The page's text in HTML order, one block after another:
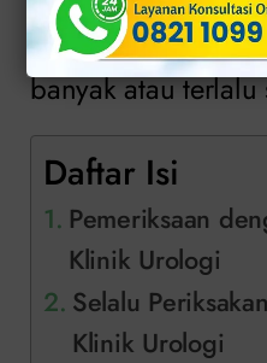
Kondisi ini
banyak atau
Daftar Isi
Pemeriksaan
Klinik Urologi
Selalu
Klinik Urologi